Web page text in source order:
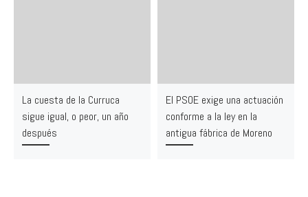
La cuesta de la Curruca
sigue igual, o peor, un año
después
El PSOE exige una actuación
conforme a la ley en la
antigua fábrica de Moreno